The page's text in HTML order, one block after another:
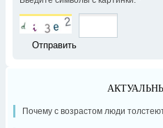
Почему с возрастом люди